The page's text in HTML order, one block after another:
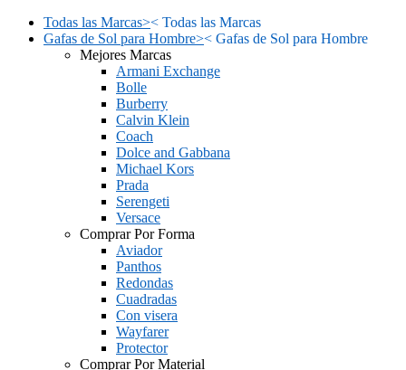
Todas las Marcas>< Todas las Marcas
Gafas de Sol para Hombre>< Gafas de Sol para Hombre
Mejores Marcas
Armani Exchange
Bolle
Burberry
Calvin Klein
Coach
Dolce and Gabbana
Michael Kors
Prada
Serengeti
Versace
Comprar Por Forma
Aviador
Panthos
Redondas
Cuadradas
Con visera
Wayfarer
Protector
Comprar Por Material